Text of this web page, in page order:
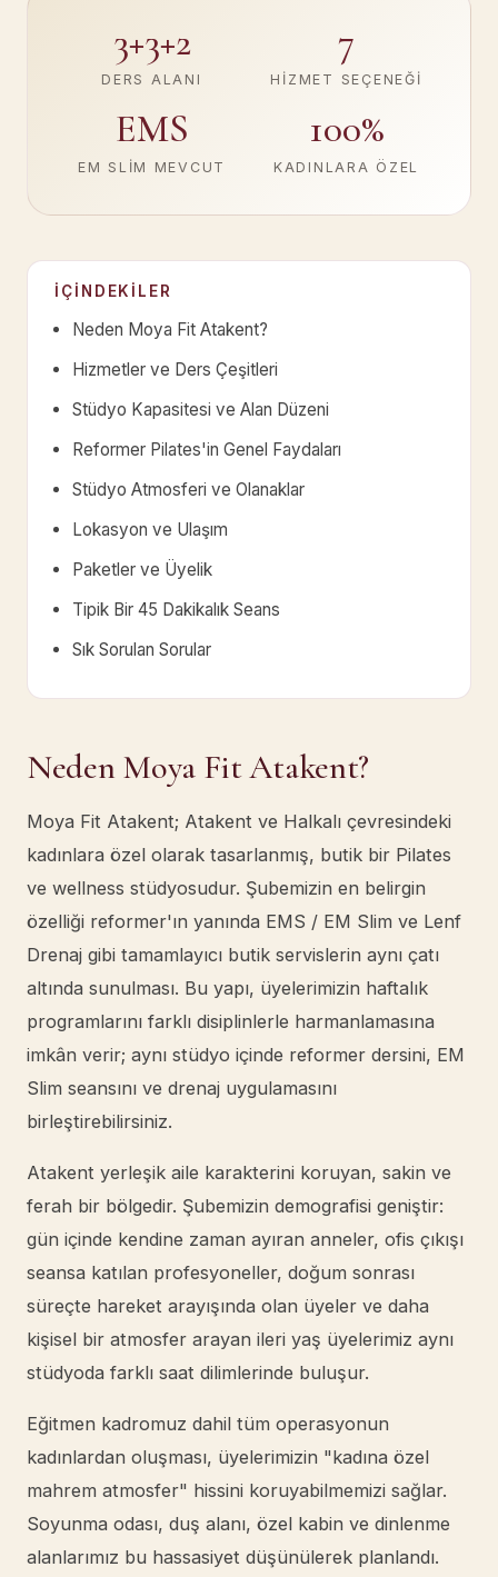
3+3+2
DERS ALANI
7
HIZMET SEÇENEĞI
EMS
EM SLIM MEVCUT
100%
KADINLARA ÖZEL
İÇINDEKILER
Neden Moya Fit Atakent?
Hizmetler ve Ders Çeşitleri
Stüdyo Kapasitesi ve Alan Düzeni
Reformer Pilates'in Genel Faydaları
Stüdyo Atmosferi ve Olanaklar
Lokasyon ve Ulaşım
Paketler ve Üyelik
Tipik Bir 45 Dakikalık Seans
Sık Sorulan Sorular
Neden Moya Fit Atakent?
Moya Fit Atakent; Atakent ve Halkalı çevresindeki
kadınlara özel olarak tasarlanmış, butik bir Pilates
ve wellness stüdyosudur. Şubemizin en belirgin
özelliği reformer'ın yanında EMS / EM Slim ve Lenf
Drenaj gibi tamamlayıcı butik servislerin aynı çatı
altında sunulması. Bu yapı, üyelerimizin haftalık
programlarını farklı disiplinlerle harmanlamasına
imkân verir; aynı stüdyo içinde reformer dersini, EM
Slim seansını ve drenaj uygulamasını
birleştirebilirsiniz.
Atakent yerleşik aile karakterini koruyan, sakin ve
ferah bir bölgedir. Şubemizin demografisi geniştir:
gün içinde kendine zaman ayıran anneler, ofis çıkışı
seansa katılan profesyoneller, doğum sonrası
süreçte hareket arayışında olan üyeler ve daha
kişisel bir atmosfer arayan ileri yaş üyelerimiz aynı
stüdyoda farklı saat dilimlerinde buluşur.
Eğitmen kadromuz dahil tüm operasyonun
kadınlardan oluşması, üyelerimizin "kadına özel
mahrem atmosfer" hissini koruyabilmemizi sağlar.
Soyunma odası, duş alanı, özel kabin ve dinlenme
alanlarımız bu hassasiyet düşünülerek planlandı.